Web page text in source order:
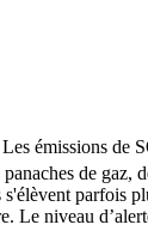
émissions de
de gaz,
parfois
niveau